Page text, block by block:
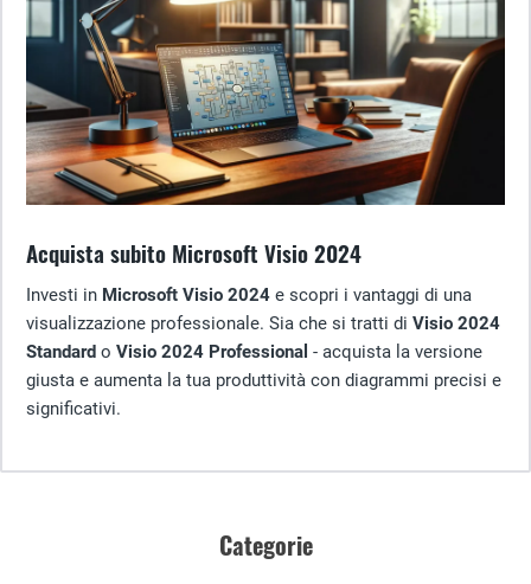
Acquista subito Microsoft Visio 2024
Investi in Microsoft Visio 2024 e scopri i vantaggi di una
visualizzazione professionale. Sia che si tratti di Visio 2024
Standard o Visio 2024 Professional - acquista la versione
giusta e aumenta la tua produttività con diagrammi precisi e
significativi.
Categorie